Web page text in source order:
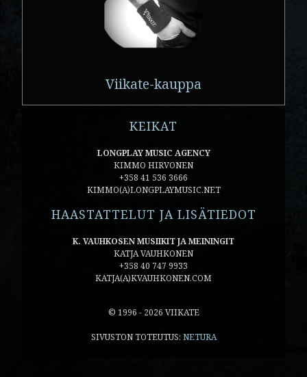
Viikate-kauppa
KEIKAT
LONGPLAY MUSIC AGENCY
KIMMO HIRVONEN
+358 41 536 3666
KIMMO(A)LONGPLAYMUSIC.NET
HAASTATTELUT JA LISÄTIEDOT
K. VAUHKOSEN MUSIIKIT JA MEININGIT
KATJA VAUHKONEN
+358 40 747 9933
KATJA(A)KVAUHKONEN.COM
© 1996 - 2026 VIIKATE
SIVUSTON TOTEUTUS: NETURA